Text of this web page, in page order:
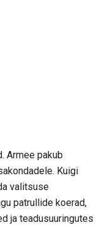
Armee pakub
Kuigi
valitsuse
patrullide koerad,
ja teadusuuringutes